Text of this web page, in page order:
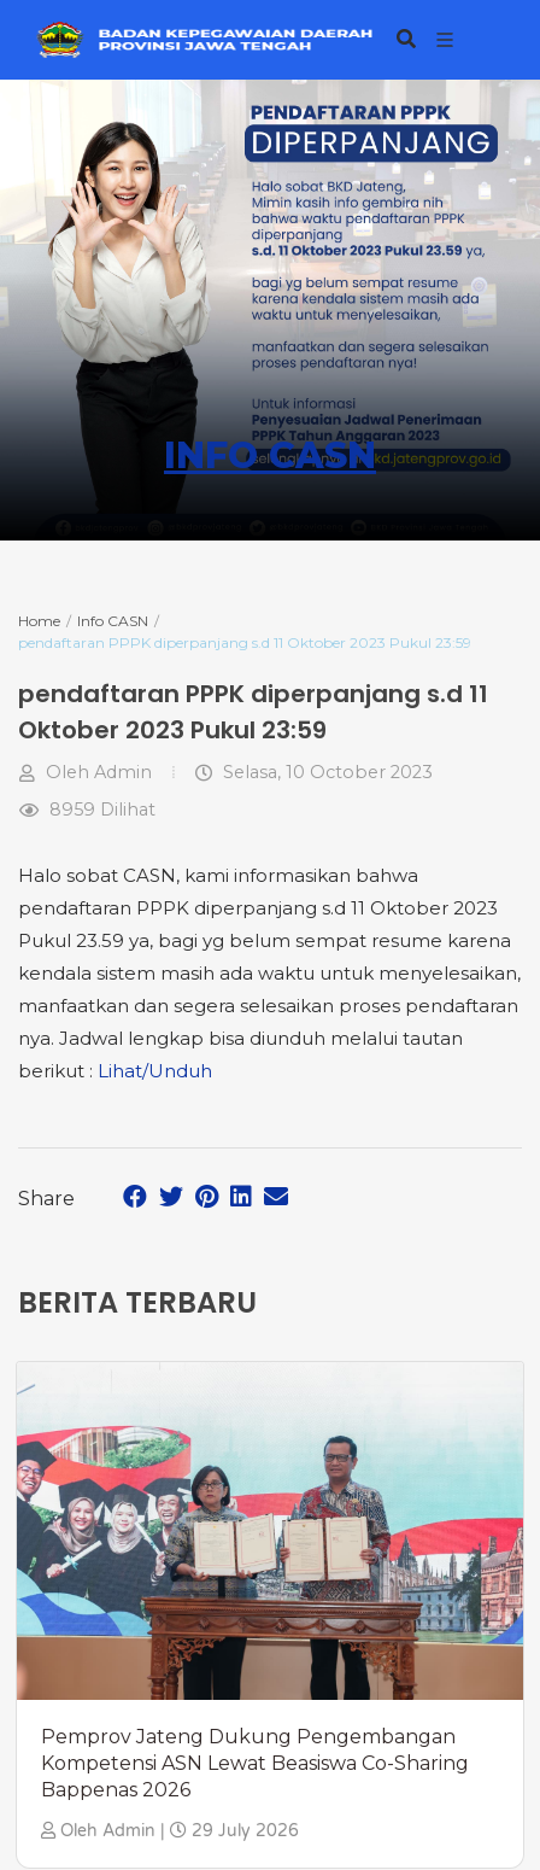
INFO CASN
Home
Info CASN
pendaftaran PPPK diperpanjang s.d 11 Oktober 2023 Pukul 23:59
pendaftaran PPPK diperpanjang s.d 11
Oktober 2023 Pukul 23:59
Oleh Admin
Selasa, 10 October 2023
8959 Dilihat
Halo sobat CASN, kami informasikan bahwa
pendaftaran PPPK diperpanjang s.d 11 Oktober 2023
Pukul 23.59 ya, bagi yg belum sempat resume karena
kendala sistem masih ada waktu untuk menyelesaikan,
manfaatkan dan segera selesaikan proses pendaftaran
nya. Jadwal lengkap bisa diunduh melalui tautan
berikut : Lihat/Unduh
Share
BERITA TERBARU
Pemprov Jateng Dukung Pengembangan
Kompetensi ASN Lewat Beasiswa Co-Sharing
Bappenas 2026
Oleh Admin | 29 July 2026